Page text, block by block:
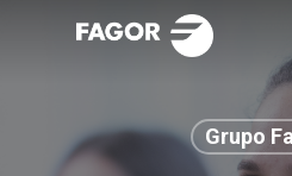
Grupo